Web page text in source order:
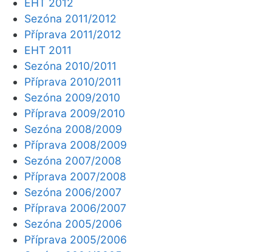
EHT 2012
Sezóna 2011/2012
Příprava 2011/2012
EHT 2011
Sezóna 2010/2011
Příprava 2010/2011
Sezóna 2009/2010
Příprava 2009/2010
Sezóna 2008/2009
Příprava 2008/2009
Sezóna 2007/2008
Příprava 2007/2008
Sezóna 2006/2007
Příprava 2006/2007
Sezóna 2005/2006
Příprava 2005/2006